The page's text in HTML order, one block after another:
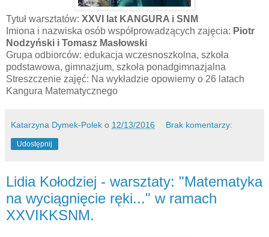
Tytuł warsztatów: XXVI lat KANGURA i SNM
Imiona i nazwiska osób współprowadzących zajęcia: Piotr
Nodzyński i Tomasz Masłowski
Grupa odbiorców: edukacja wczesnoszkolna, szkoła
podstawowa, gimnazjum, szkoła ponadgimnazjalna
Streszczenie zajęć: Na wykładzie opowiemy o 26 latach
Kangura Matematycznego
Katarzyna Dymek-Polek o 12/13/2016 Brak komentarzy:
Udostępnij
Lidia Kołodziej - warsztaty: "Matematyka
na wyciągnięcie ręki..." w ramach
XXVIKKSNM.